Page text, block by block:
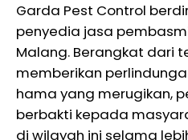
Garda Pest Control
penyedia jasa
Malang. Berangkat dari
memberikan
hama yang merugikan,
berbakti kepada
di wilayah ini selama